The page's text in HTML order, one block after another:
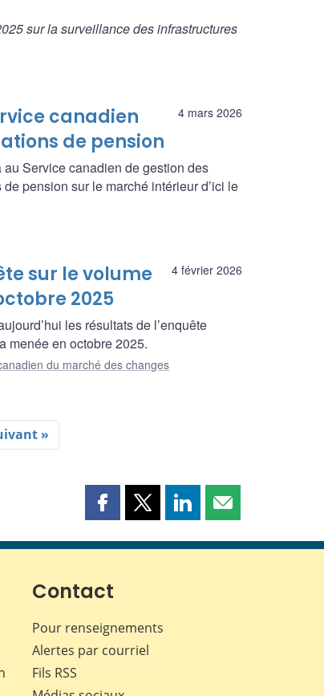
sur la surveillance des infrastructures
4 mars 2026
canadien
de pension
Service canadien de gestion des
pension sur le marché intérieur d’ici le
4 février 2026
sur le volume
2025
les résultats de l’enquête
menée en octobre 2025.
du marché des changes
»
Partager
page
Facebook
Partager
page
Partager
page
Partager
page
Contact
Pour renseignements
Alertes par courriel
Fils RSS